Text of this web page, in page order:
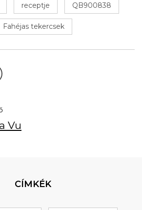
receptje QB900838
Fahéjas tekercsek
Vu
CÍMKÉK